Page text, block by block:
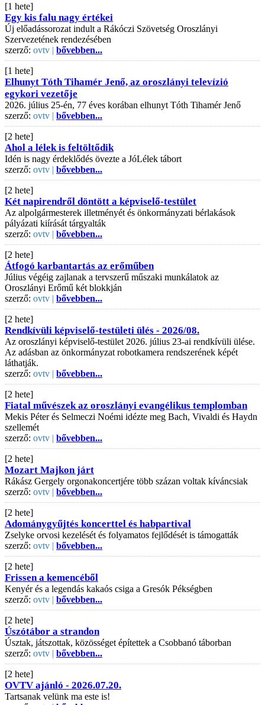
[1 hete]
Egy kis falu nagy értékei
Új előadássorozat indult a Rákóczi Szövetség Oroszlányi
Szervezetének rendezésében
szerző: ovtv | bővebben...
[1 hete]
Elhunyt Tóth Tihamér Jenő, az oroszlányi televízió
egykori vezetője
2026. július 25-én, 77 éves korában elhunyt Tóth Tihamér Jenő
szerző: ovtv | bővebben...
[2 hete]
Ahol a lélek is feltöltődik
Idén is nagy érdeklődés övezte a JóLélek tábort
szerző: ovtv | bővebben...
[2 hete]
Két napirendről döntött a képviselő-testület
Az alpolgármesterek illetményét és önkormányzati bérlakások
pályázati kiírását tárgyalták
szerző: ovtv | bővebben...
[2 hete]
Átfogó karbantartás az erőműben
Július végéig zajlanak a tervszerű műszaki munkálatok az
Oroszlányi Erőmű két blokkján
szerző: ovtv | bővebben...
[2 hete]
Rendkívüli képviselő-testületi ülés - 2026/08.
Az oroszlányi képviselő-testület 2026. július 23-ai rendkívüli ülése.
Az adásban az önkormányzat robotkamera rendszerének képét
láthatják.
szerző: ovtv | bővebben...
[2 hete]
Fiatal művészek az oroszlányi evangélikus templomban
Mekis Péter és Selmeczi Noémi idézte meg Bach, Vivaldi és Haydn
szellemét
szerző: ovtv | bővebben...
[2 hete]
Mozart Majkon járt
Rákász Gergely orgonakoncertjére több százan voltak kíváncsiak
szerző: ovtv | bővebben...
[2 hete]
Adománygyűjtés koncerttel és habpartival
Zselyke orvosi kezelését és folyamatos fejlődését is támogatták
szerző: ovtv | bővebben...
[2 hete]
Frissen a kemencéből
Kenyér és a legendás kakaós csiga a Gresók Pékségben
szerző: ovtv | bővebben...
[2 hete]
Úszótábor a strandon
Úsztak, játszottak, közösséget építettek a Csobbanó táborban
szerző: ovtv | bővebben...
[2 hete]
OVTV ajánló - 2026.07.20.
Tartsanak velünk ma este is!